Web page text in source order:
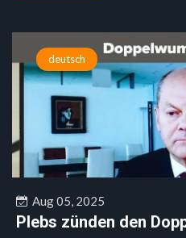
deutsch
Aug 05, 2025
Plebs zünden den